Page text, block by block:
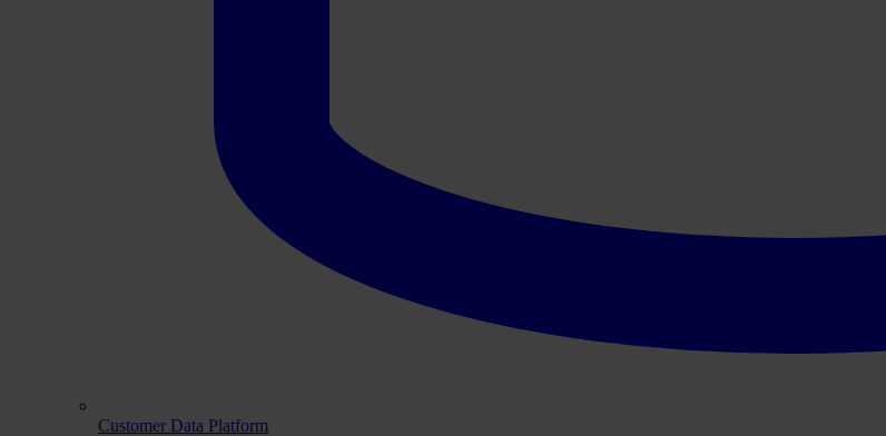
Customer Data Platform